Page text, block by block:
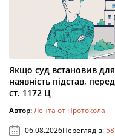
Якщо суд встановив
наявність підстав,
ст. 1172 Ц
Автор:Лента от Протокола
06.08.2026Переглядів:58